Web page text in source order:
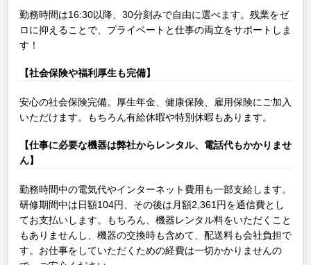
勤務時間は16:30以降、30分刻みで自由に選べます。残業をゼ
ロに抑えることで、プライベートと仕事の両立をサポートしま
す！
【社会保険や福利厚生も完備】
安心の社会保険完備。厚生年金、健康保険、雇用保険にご加入
いただけます。もちろん有給休暇や特別休暇もあります。
【仕事に必要な機器は弊社からレンタル、電話代もかかりませ
ん】
勤務時間中の電気代やインターネット費用も一部支給します。
研修期間中は日額104円、その後は月額2,361円を通信費とし
てお支払いします。もちろん、機器レンタル料をいただくこと
もありませんし、機器の交換時も含めて、配送料も会社負担で
す。お仕事をしていただくための経費は一切かかりませんの